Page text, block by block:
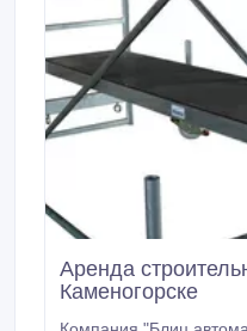
Аренда
Каменогорске